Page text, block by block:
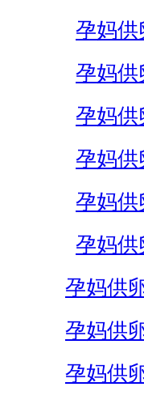
孕妈供
孕妈供
孕妈供
孕妈供
孕妈供
孕妈供
孕妈供
孕妈供
孕妈供